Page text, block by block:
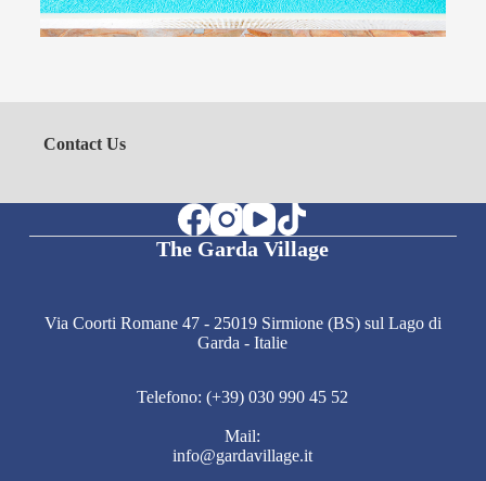
Contact Us
The Garda Village
Via Coorti Romane 47 - 25019 Sirmione (BS) sul Lago di
Garda - Italie
Telefono: (+39) 030 990 45 52
Mail:
info@gardavillage.it